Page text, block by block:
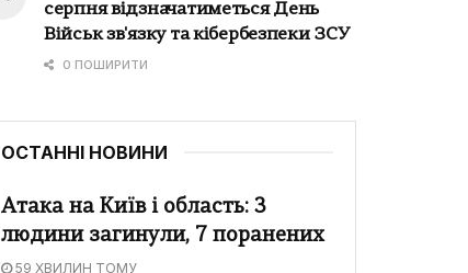
серпня відзначатиметься День
Військ зв'язку та кібербезпеки ЗСУ
0 ПОШИРИТИ
ОСТАННІ НОВИНИ
Атака на Київ і область: 3
людини загинули, 7 поранених
59 ХВИЛИН ТОМУ